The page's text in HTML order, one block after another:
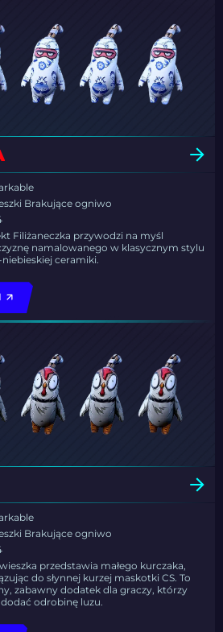
Brakujące ogniwo
Filiżaneczka przywodzi na myśl
namalowanego w klasycznym stylu
niebieskiej ceramiki.
Brakujące ogniwo
przedstawia małego kurczaka,
do słynnej kurzej maskotki CS. To
zabawny dodatek dla graczy, którzy
odrobinę luzu.